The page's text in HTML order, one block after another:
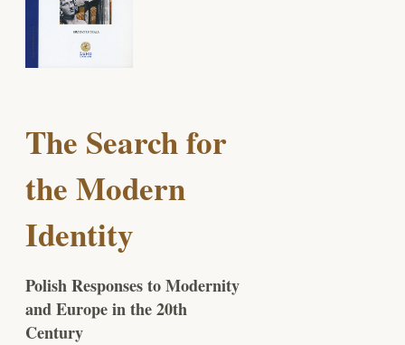
The Search for
the Modern
Identity
Polish Responses to Modernity
and Europe in the 20th
Century